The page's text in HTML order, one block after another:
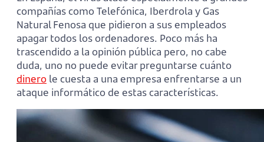
compañías como Telefónica, Iberdrola y Gas
Natural Fenosa que pidieron a sus empleados
apagar todos los ordenadores. Poco más ha
trascendido a la opinión pública pero, no cabe
duda, uno no puede evitar preguntarse cuánto
dinero le cuesta a una empresa enfrentarse a un
ataque informático de estas características.